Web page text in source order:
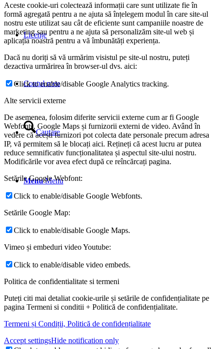
Licențe
Contul meu
Cautare
Menu Menu
Aceste cookie-uri colectează informații care sunt utilizate fie în
formă agregată pentru a ne ajuta să înțelegem modul în care site-ul
nostru este utilizat sau cât de eficiente sunt campaniile noastre de
marketing sau pentru a ne ajuta să personalizăm site-ul web și
aplicația noastră pentru a vă îmbunătăți experiența.
Dacă nu doriți să vă urmărim visistul pe site-ul nostru, puteți
dezactiva urmărirea în browser-ul dvs. aici:
Click to enable/disable Google Analytics tracking.
Alte servicii externe
De asemenea, folosim diferite servicii externe cum ar fi Google
Webfonts, Google Maps și furnizorii externi de video. Având în
vedere că acești furnizori pot colecta date personale precum adresa
IP, vă permitem să le blocați aici. Rețineți că acest lucru ar putea
reduce semnificativ funcționalitatea și aspectul site-ului nostru.
Modificările vor avea efect după ce reîncărcați pagina.
Setările Google Webfont:
Click to enable/disable Google Webfonts.
Setările Google Map:
Click to enable/disable Google Maps.
Vimeo și embeduri video Youtube:
Click to enable/disable video embeds.
Politica de confidentialitate si termeni
Puteți citi mai detaliat cookie-urile și setările de confidențialitate pe
pagina Termeni si conditii + Politică de confidențialitate.
Termeni și Condiții, Politică de confidențialitate
Accept settingsHide notification only